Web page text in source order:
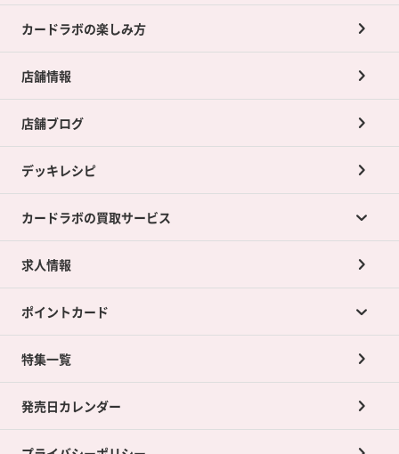
カードラボの楽しみ方
店舗情報
店舗ブログ
デッキレシピ
カードラボの買取サービス
カードラボの買取サービスTOP
店舗買取について
ネット買取について
買取承諾書について
求人情報
ポイントカード
ポイントカードTOP
ポイント交換景品
特集一覧
発売日カレンダー